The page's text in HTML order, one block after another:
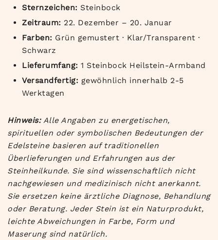
Sternzeichen: Steinbock
Zeitraum: 22. Dezember – 20. Januar
Farben: Grün gemustert · Klar/Transparent ·
Schwarz
Lieferumfang: 1 Steinbock Heilstein-Armband
Versandfertig: gewöhnlich innerhalb 2-5
Werktagen
Hinweis:Alle Angaben zu energetischen,
spirituellen oder symbolischen Bedeutungen der
Edelsteine basieren auf traditionellen
Überlieferungen und Erfahrungen aus der
Steinheilkunde. Sie sind wissenschaftlich nicht
nachgewiesen und medizinisch nicht anerkannt.
Sie ersetzen keine ärztliche Diagnose, Behandlung
oder Beratung. Jeder Stein ist ein Naturprodukt,
leichte Abweichungen in Farbe, Form und
Maserung sind natürlich.